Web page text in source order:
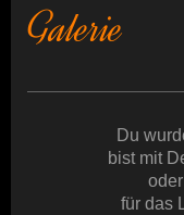
Galerie
Du
bist mit
für das